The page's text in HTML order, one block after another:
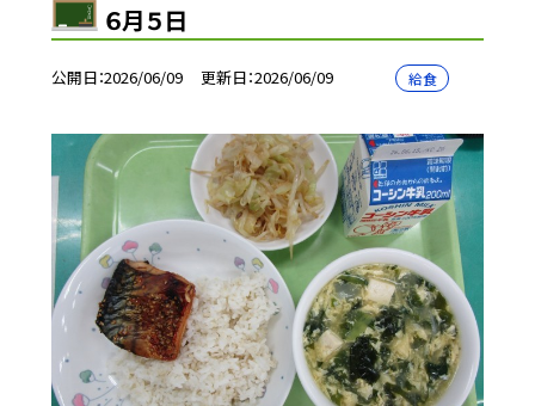
６月５日
公開日 2026/06/09 更新日 2026/06/09 給食